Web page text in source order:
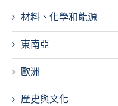
材料、化學和能源
東南亞
歐洲
歷史與文化